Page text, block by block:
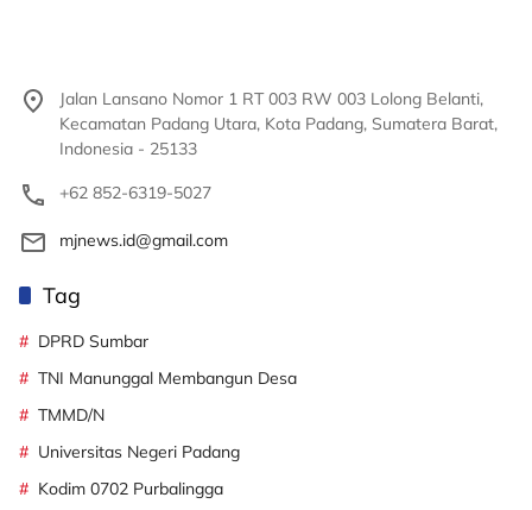
Jalan Lansano Nomor 1 RT 003 RW 003 Lolong Belanti,
Kecamatan Padang Utara, Kota Padang, Sumatera Barat,
Indonesia - 25133
+62 852-6319-5027
mjnews.id@gmail.com
Tag
DPRD Sumbar
TNI Manunggal Membangun Desa
TMMD/N
Universitas Negeri Padang
Kodim 0702 Purbalingga